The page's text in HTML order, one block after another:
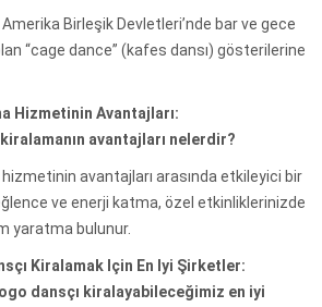
Amerika Birleşik Devletleri’nde bar ve gece
“cage dance” (kafes dansı) gösterilerine
Hizmetinin Avantajları:
avantajları nelerdir?
avantajları arasında etkileyici bir
ve enerji katma, özel etkinliklerinizde
yaratma bulunur.
Kiralamak Için En Iyi Şirketler:
dansçı kiralayabileceğimiz en iyi